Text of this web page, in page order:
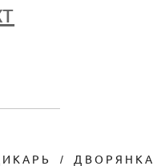
ДВОРЯНКА